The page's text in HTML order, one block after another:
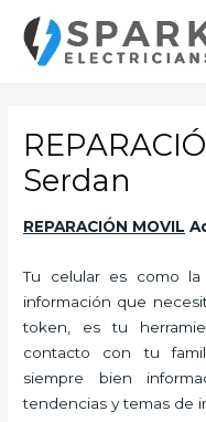
contenido
Serdan
REPARACIÓN MOVIL
Tu celular es como
información que
token, es tu
contacto con tu
siempre bien
tendencias y temas de